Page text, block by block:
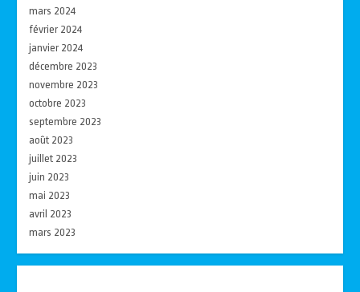
mars 2024
février 2024
janvier 2024
décembre 2023
novembre 2023
octobre 2023
septembre 2023
août 2023
juillet 2023
juin 2023
mai 2023
avril 2023
mars 2023